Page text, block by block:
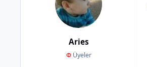
Aries
ΦÜyeler